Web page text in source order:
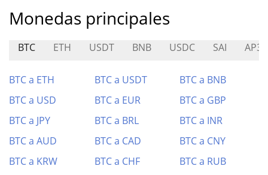
Monedas principales
BTC ETH USDT BNB USDC SAI AP3X
BTC a ETH BTC a USDT
BTC a BNB
BTC a USD
BTC a EUR
BTC a GBP
BTC a JPY
BTC a BRL
BTC a INR
BTC a AUD
BTC a CAD
BTC a CNY
BTC a KRW
BTC a CHF BTC a RUB